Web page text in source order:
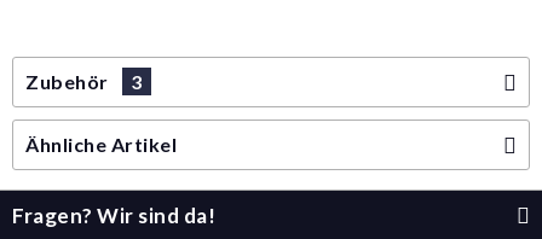
Zubehör 3
Ähnliche Artikel
Fragen? Wir sind da!